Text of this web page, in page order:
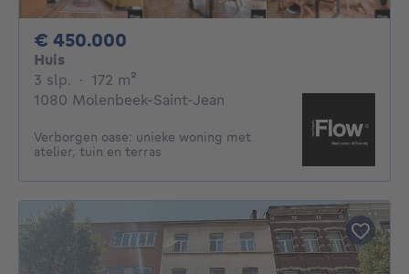
€ 450.000
Huis
3 slp. 3 slaapkamers
· 172 m²
1080 Molenbeek-Saint-Jean
Verborgen oase: unieke woning met
atelier, tuin en terras